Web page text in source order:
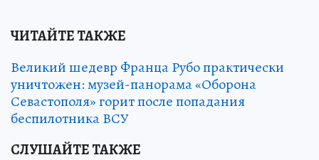
ЧИТАЙТЕ ТАКЖЕ
Великий шедевр Франца Рубо практически
уничтожен: музей-панорама «Оборона
Севастополя» горит после попадания
беспилотника ВСУ
СЛУШАЙТЕ ТАКЖЕ